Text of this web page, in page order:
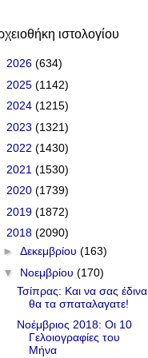
ιστολογίου
2026 (634)
2025 (1142)
2024 (1215)
2023 (1321)
2022 (1430)
2021 (1530)
2020 (1739)
2019 (1872)
2018 (2090)
► Δεκεμβρίου (163)
▼ Νοεμβρίου (170)
Τσίπρας: Και να σας έδινα
θα τα σπαταλαγατε!
Νοέμβριος 2018: Οι 10
Γελοιογραφίες του
Μήνα